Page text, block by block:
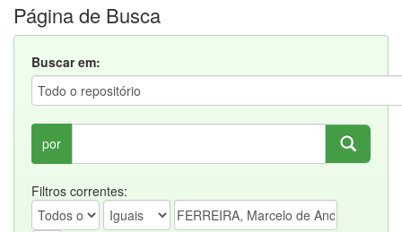
Página de Busca
Buscar em:
por
Filtros correntes: